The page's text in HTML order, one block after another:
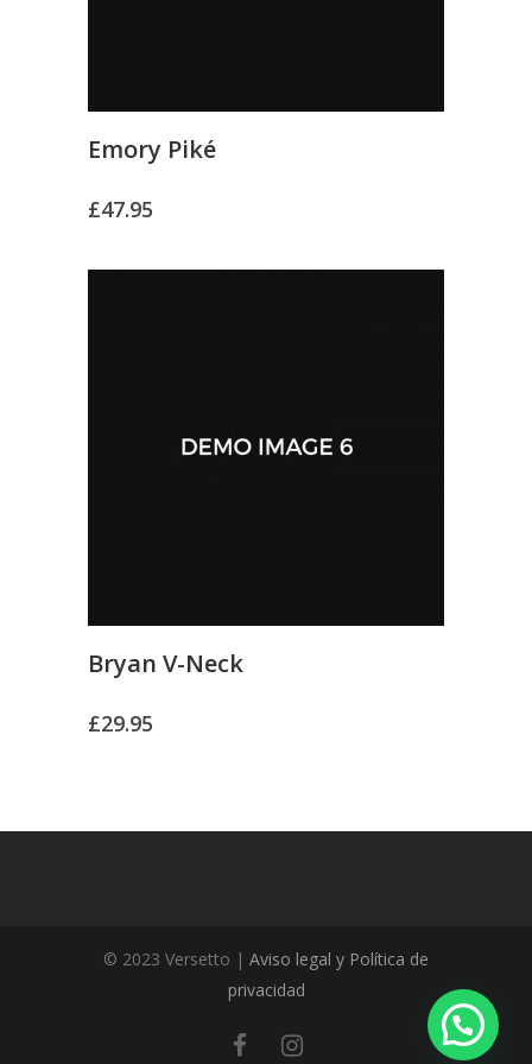
Emory Piké
£47.95
Bryan V-Neck
£29.95
© 2023 Versetto | Aviso legal y Política de
privacidad